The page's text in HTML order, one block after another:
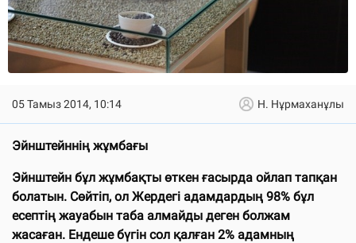
05 Тамыз 2014, 10:14 Н. Нұрмаханұлы
Эйнштейннің жұмбағы
Эйнштейн бұл жұмбақты өткен ғасырда ойлап тапқан
болатын. Сөйтіп, ол Жердегі адамдардың 98% бұл
есептің жауабын таба алмайды деген болжам
жасаған. Ендеше бүгін сол қалған 2% адамның